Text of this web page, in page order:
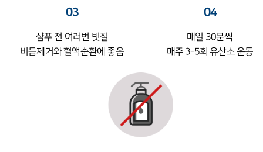
03
샴푸 전 여러번 빗질
비듬제거와 혈액순환에 좋음
04
매일 30분씩
매주 3-5회 유산소 운동